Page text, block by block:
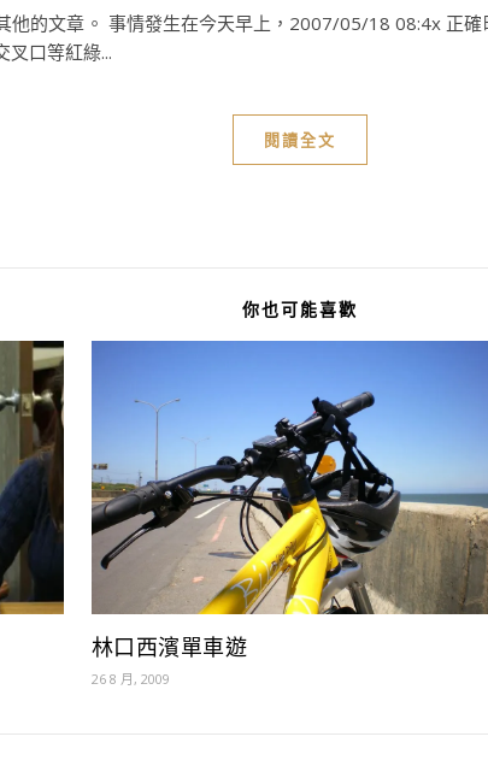
他的文章。 事情發生在今天早上，2007/05/18 08:4x 正
叉口等紅綠...
閱讀全文
你也可能喜歡
林口西濱單車遊
26 8 月, 2009